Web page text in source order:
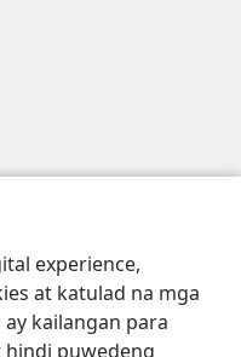
experience,
at katulad na mga
kailangan para
hindi puwedeng